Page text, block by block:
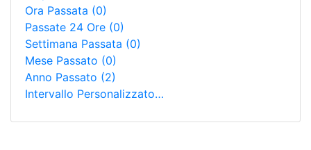
Ora Passata (0)
Passate 24 Ore (0)
Settimana Passata (0)
Mese Passato (0)
Anno Passato (2)
Intervallo Personalizzato…